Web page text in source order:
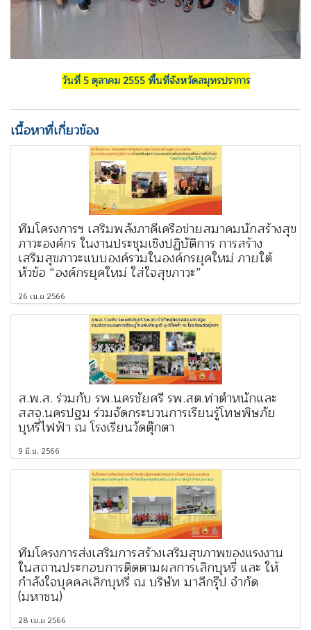
วันที่ 5 ตุลาคม 2555 พื้นที่จังหวัดสมุทรปราการ
เนื้อหาที่เกี่ยวข้อง
ทีมโครงการฯ เสริมพลังภาคีเครือข่ายสมาคมนักสร้างสุข
ภาวะองค์กร ในงานประชุมเชิงปฏิบัติการ การสร้าง
เสริมสุขภาวะแบบองค์รวมในองค์กรยุคใหม่ ภายใต้
หัวข้อ “องค์กรยุคใหม่ ใส่ใจสุขภาวะ”
26 เม.ย 2566
ส.พ.ส. ร่วมกับ รพ.นครชัยศรี รพ.สต.ท่าตำหนักและ
สสจ.นครปฐม ร่วมจัดกระบวนการเรียนรู้โทษพิษภัย
บุหรี่ไฟฟ้า ณ โรงเรียนวัดตุ๊กตา
9 มิ.ย. 2566
ทีมโครงการส่งเสริมการสร้างเสริมสุขภาพของแรงงาน
ในสถานประกอบการติดตามผลการเลิกบุหรี่ และ ให้
กำลังใจบุคคลเลิกบุหรี่ ณ บริษัท มาลีกรุ๊ป จำกัด
(มหาชน)
28 เม.ย 2566